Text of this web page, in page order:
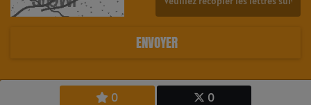
0 0
ENVOYER
Copyright © 2026 23.6 Radio Tahiti - All Rights Reserved.